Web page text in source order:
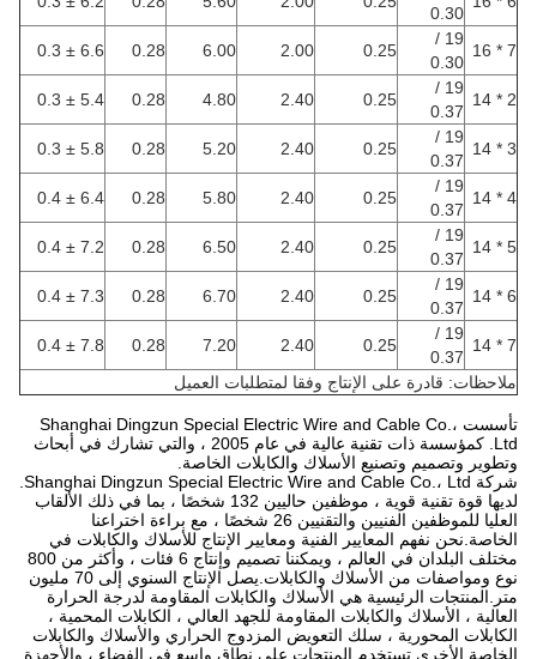
0.30
7 * 16
19 /
0.30
0.25
2.00
6.00
0.28
6.6 ± 0.3
2 * 14
19 /
0.37
0.25
2.40
4.80
0.28
5.4 ± 0.3
3 * 14
19 /
0.37
0.25
2.40
5.20
0.28
5.8 ± 0.3
4 * 14
19 /
0.37
0.25
2.40
5.80
0.28
6.4 ± 0.4
5 * 14
19 /
0.37
0.25
2.40
6.50
0.28
7.2 ± 0.4
6 * 14
19 /
0.37
0.25
2.40
6.70
0.28
7.3 ± 0.4
7 * 14
19 /
0.37
0.25
2.40
7.20
0.28
7.8 ± 0.4
ملاحظات: قادرة على الإنتاج وفقا لمتطلبات العميل
تأسست Shanghai Dingzun Special Electric Wire and Cable Co.،
Ltd. كمؤسسة ذات تقنية عالية في عام 2005 ، والتي تشارك في أبحاث
وتطوير وتصميم وتصنيع الأسلاك والكابلات الخاصة.
لديها قوة تقنية قوية ، موظفين حاليين 132 شخصًا ، بما في ذلك الألقاب
العليا للموظفين الفنيين والتقنيين 26 شخصًا ، مع براءة اختراعنا
الخاصة.نحن نفهم المعايير الفنية ومعايير الإنتاج للأسلاك والكابلات في
مختلف البلدان في العالم ، ويمكننا تصميم وإنتاج 6 فئات ، وأكثر من 800
نوع ومواصفات من الأسلاك والكابلات.يصل الإنتاج السنوي إلى 70 مليون
متر.المنتجات الرئيسية هي الأسلاك والكابلات المقاومة لدرجة الحرارة
العالية ، الأسلاك والكابلات المقاومة للجهد العالي ، الكابلات المحمية ،
الكابلات المحورية ، سلك التعويض المزدوج الحراري والأسلاك والكابلات
الخاصة الأخرى.تستخدم المنتجات على نطاق واسع في الفضاء ، والأجهزة